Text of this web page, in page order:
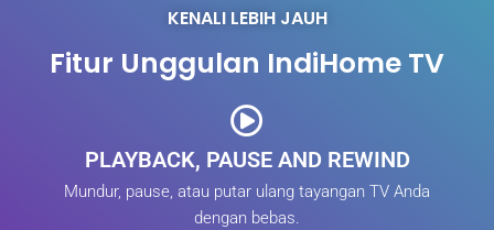
KENALI LEBIH JAUH
Fitur Unggulan IndiHome TV
PLAYBACK, PAUSE AND REWIND
Mundur, pause, atau putar ulang tayangan TV Anda
dengan bebas.